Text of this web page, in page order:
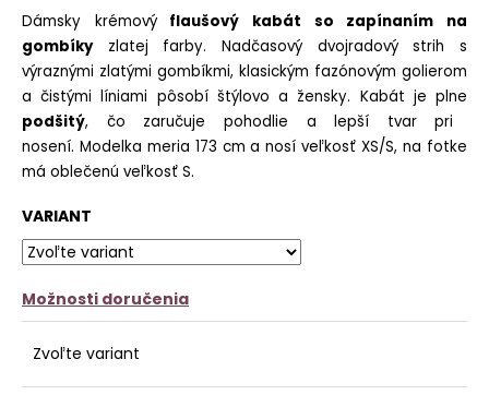
5
hviezdičiek.
Dámsky krémovýflaušový kabát so zapínaním na
gombíkyzlatej farby. Nadčasový dvojradový strih s
výraznými zlatými gombíkmi, klasickým fazónovým golierom
a čistými líniami pôsobí štýlovo a žensky. Kabát je plne
podšitý, čo zaručuje pohodlie a lepší tvar pri
nosení. Modelka meria 173 cm a nosí veľkosť XS/S, na fotke
má oblečenú veľkosť S.
VARIANT
Možnosti doručenia
Zvoľte variant
a
m
e
BIELE
TRIČKO
ICONIC
CLUB